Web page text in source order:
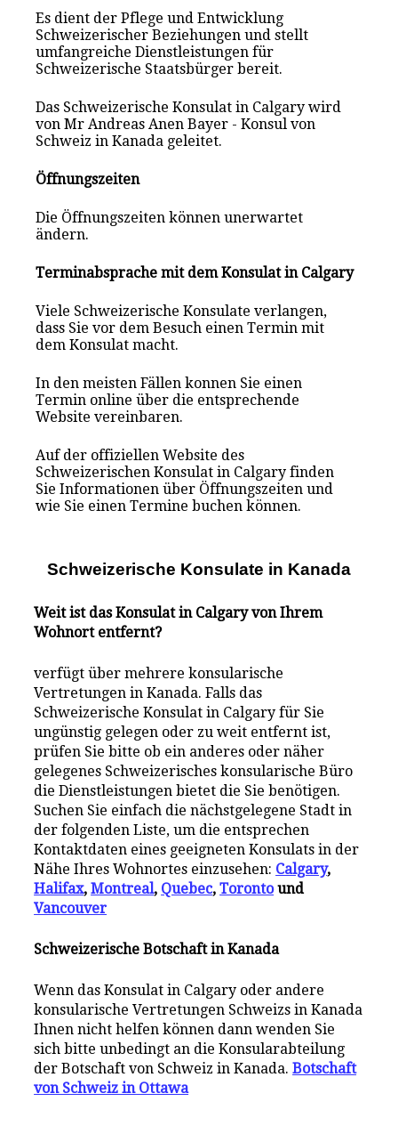
Es dient der Pflege und Entwicklung
Schweizerischer Beziehungen und stellt
umfangreiche Dienstleistungen für
Schweizerische Staatsbürger bereit.
Das Schweizerische Konsulat in Calgary wird
von Mr Andreas Anen Bayer - Konsul von
Schweiz in Kanada geleitet.
Öffnungszeiten
Die Öffnungszeiten können unerwartet
ändern.
Terminabsprache mit dem Konsulat in Calgary
Viele Schweizerische Konsulate verlangen,
dass Sie vor dem Besuch einen Termin mit
dem Konsulat macht.
In den meisten Fällen konnen Sie einen
Termin online über die entsprechende
Website vereinbaren.
Auf der offiziellen Website des
Schweizerischen Konsulat in Calgary finden
Sie Informationen über Öffnungszeiten und
wie Sie einen Termine buchen können.
Schweizerische Konsulate in Kanada
Weit ist das Konsulat in Calgary von Ihrem
Wohnort entfernt?
verfügt über mehrere konsularische
Vertretungen in Kanada. Falls das
Schweizerische Konsulat in Calgary für Sie
ungünstig gelegen oder zu weit entfernt ist,
prüfen Sie bitte ob ein anderes oder näher
gelegenes Schweizerisches konsularische Büro
die Dienstleistungen bietet die Sie benötigen.
Suchen Sie einfach die nächstgelegene Stadt in
der folgenden Liste, um die entsprechen
Kontaktdaten eines geeigneten Konsulats in der
Nähe Ihres Wohnortes einzusehen: Calgary,
Halifax,Montreal, Quebec,Torontound
Vancouver
Schweizerische Botschaft in Kanada
Wenn das Konsulat in Calgary oder andere
konsularische Vertretungen Schweizs in Kanada
Ihnen nicht helfen können dann wenden Sie
sich bitte unbedingt an die Konsularabteilung
der Botschaft von Schweiz in Kanada.Botschaft
von Schweiz in Ottawa